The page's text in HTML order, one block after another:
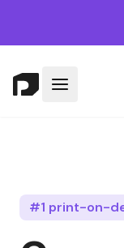
#1 print-on-